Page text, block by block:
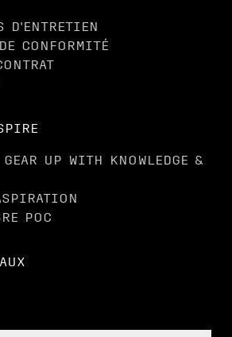
D'ENTRETIEN
CONFORMITÉ
UP WITH KNOWLEDGE &
POC